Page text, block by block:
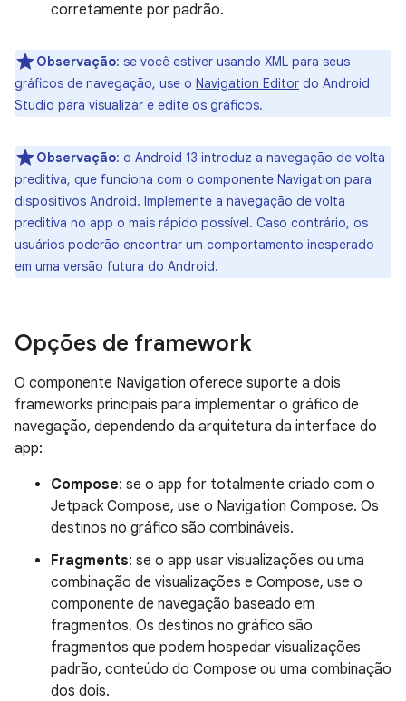
corretamente por padrão.
Observação: se você estiver usando XML para seus
gráficos de navegação, use o Navigation Editor do Android
Studio para visualizar e edite os gráficos.
Observação: o Android 13 introduz a navegação de volta
preditiva, que funciona com o componente Navigation para
dispositivos Android. Implemente a navegação de volta
preditiva no app o mais rápido possível. Caso contrário, os
usuários poderão encontrar um comportamento inesperado
em uma versão futura do Android.
Opções de framework
O componente Navigation oferece suporte a dois
frameworks principais para implementar o gráfico de
navegação, dependendo da arquitetura da interface do
app:
Compose: se o app for totalmente criado com o
Jetpack Compose, use o Navigation Compose. Os
destinos no gráfico são combináveis.
Fragments: se o app usar visualizações ou uma
combinação de visualizações e Compose, use o
componente de navegação baseado em
fragmentos. Os destinos no gráfico são
fragmentos que podem hospedar visualizações
padrão, conteúdo do Compose ou uma combinação
dos dois.